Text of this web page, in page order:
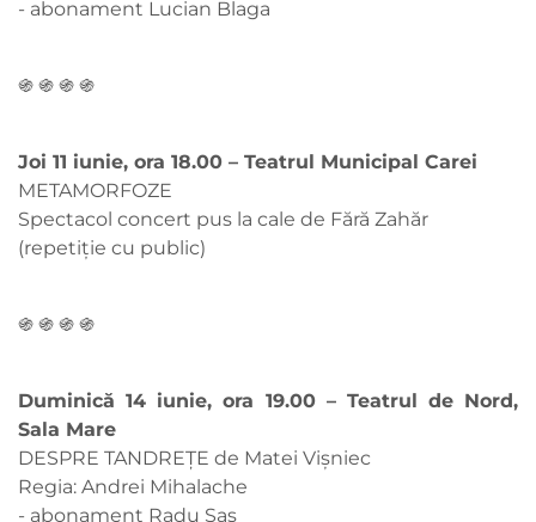
- abonament Lucian Blaga
֍ ֍ ֍ ֍
Joi 11 iunie, ora 18.00 – Teatrul Municipal Carei
METAMORFOZE
Spectacol concert pus la cale de Fără Zahăr
(repetiție cu public)
֍ ֍ ֍ ֍
Duminică 14 iunie, ora 19.00 – Teatrul de Nord,
Sala Mare
DESPRE TANDREȚE de Matei Vișniec
Regia: Andrei Mihalache
- abonament Radu Sas